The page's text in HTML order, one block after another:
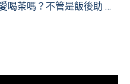
喝茶嗎？不管是飯後助 …